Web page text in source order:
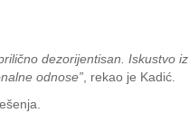
dezorijentisan. Iskustvo iz
odnose” , rekao je Kadić.